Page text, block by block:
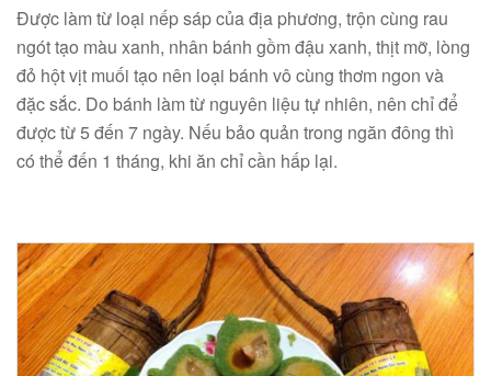
Được làm từ loại nếp sáp của địa phương, trộn cùng rau
ngót tạo màu xanh, nhân bánh gồm đậu xanh, thịt mỡ, lòng
đỏ hột vịt muối tạo nên loại bánh vô cùng thơm ngon và
đặc sắc. Do bánh làm từ nguyên liệu tự nhiên, nên chỉ để
được từ 5 đến 7 ngày. Nếu bảo quản trong ngăn đông thì
có thể đến 1 tháng, khi ăn chỉ cần hấp lại.